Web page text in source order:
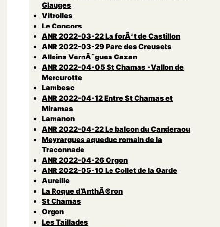
Glauges
Vitrolles
Le Concors
ANR 2022-03-22 La forÃªt de Castillon
ANR 2022-03-29 Parc des Creusets
Alleins VernÃ¨gues Cazan
ANR 2022-04-05 St Chamas -Vallon de
Mercurotte
Lambesc
ANR 2022-04-12 Entre St Chamas et
Miramas
Lamanon
ANR 2022-04-22 Le balcon du Canderaou
Meyrargues aqueduc romain de la
Traconnade
ANR 2022-04-26 Orgon
ANR 2022-05-10 Le Collet de la Garde
Aureille
La Roque d’AnthÃ©ron
St Chamas
Orgon
Les Taillades